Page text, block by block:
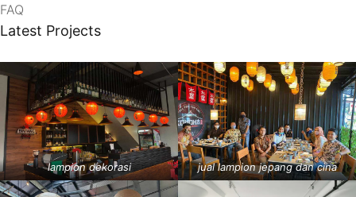
FAQ
Latest Projects
lampion dekorasi jual lampion jepang dan cina